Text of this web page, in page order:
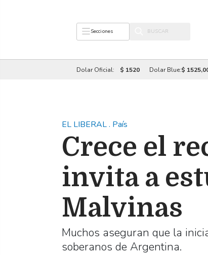
Secciones
Dolar Oficial: $ 1520 Dolar Blue:$
EL LIBERAL. País
Crece el
invita a
Malvinas
Muchos aseguran que la
soberanos de Argentina.